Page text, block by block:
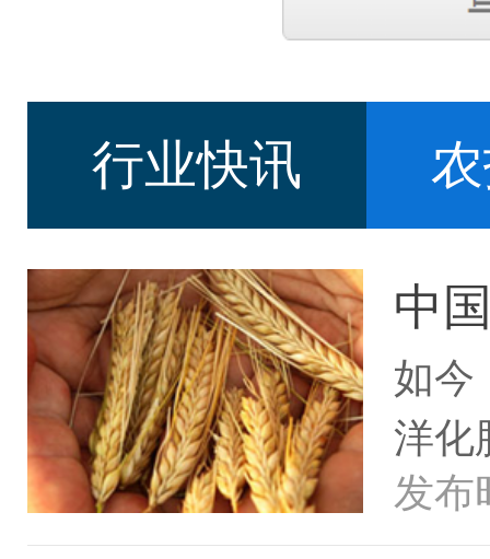
行业快讯
中
如今
洋化
海外
发布